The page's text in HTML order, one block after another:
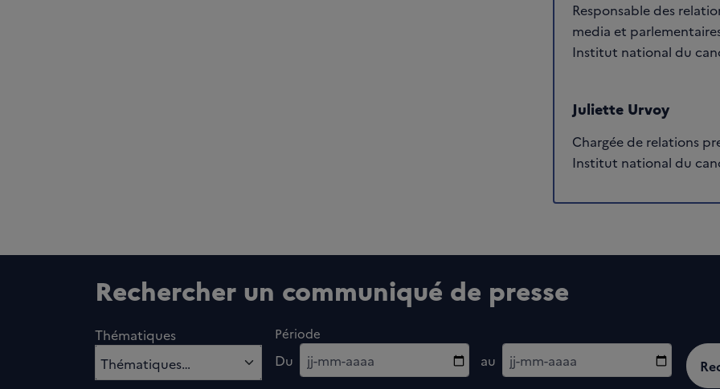
Responsable des
media et
Institut national du
Juliette Urvoy
Chargée de relations
Institut national du
Rechercher un communiqué de presse
Thématiques
Thématiques… 0 option sélectionnés
Période
Du Date de début au Date de fin